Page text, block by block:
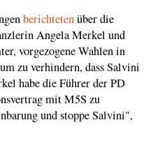
berichtetenüber die
Angela Merkel und
vorgezogene Wahlen in
zu verhindern, dass Salvini
habe die Führer der PD
mit M5S zu
und stoppe Salvini",